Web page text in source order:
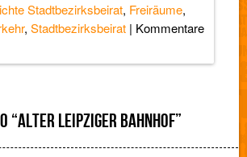
Stadtbezirksbeirat, Freiräume,
, Stadtbezirksbeirat | Kommentare
“ALTER LEIPZIGER BAHNHOF”